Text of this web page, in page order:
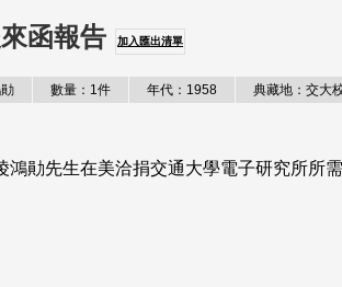
函報告 加入匯出清單
數量：1件 年代：1958 典藏地：交大
勛先生在美洽捐交通大學電子研究所所